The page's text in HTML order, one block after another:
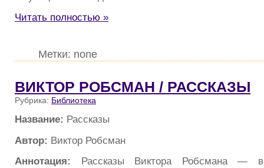
Читать полностью »
Метки: none
ВИКТОР РОБСМАН / РАССКАЗЫ
Рубрика: Библиотека
Название: Рассказы
Автор: Виктор Робсман
Аннотация: Рассказы Виктора Робсмана —